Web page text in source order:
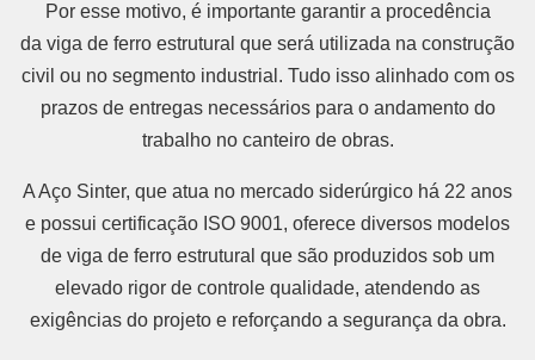
Por esse motivo, é importante garantir a procedência
da viga de ferro estrutural que será utilizada na construção
civil ou no segmento industrial. Tudo isso alinhado com os
prazos de entregas necessários para o andamento do
trabalho no canteiro de obras.
A Aço Sinter, que atua no mercado siderúrgico há 22 anos
e possui certificação ISO 9001, oferece diversos modelos
de viga de ferro estrutural que são produzidos sob um
elevado rigor de controle qualidade, atendendo as
exigências do projeto e reforçando a segurança da obra.